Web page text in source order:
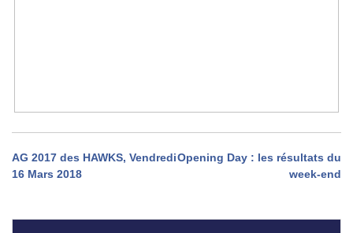
Navigation
l’article
AG 2017 des HAWKS, Vendredi
16 Mars 2018
Opening Day : les résultats du
week-end